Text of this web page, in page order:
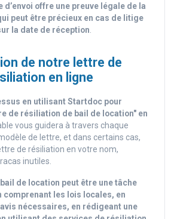
d’envoi offre une preuve légale de la
peut être précieux en cas de litige
la date de réception
de notre lettre de
en ligne
en utilisant Startdoc pour
de résiliation de bail de location" en
vous guidera à travers chaque
de lettre, et dans certains cas,
de résiliation en votre nom,
inutiles.
de location peut être une tâche
comprenant les lois locales, en
nécessaires, en rédigeant une